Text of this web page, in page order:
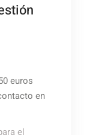
euros
en
el